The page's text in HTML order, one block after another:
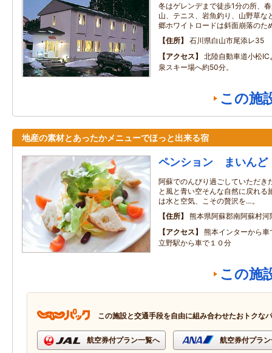
冬はゲレンデまで徒歩1分の所、
山、テニス、岩魚釣り、山野草な
郷ホワイトロードは斜面崩落のた
住所
石川県白山市尾添レ35
アクセス
北陸自動車道小松
泉スキー場へ約50分。
この施
地産の素材とあったかメニューでほっと出来る宿
ペンション まいんど
阿蘇でのんびり過ごしていただき
と風と青い空そんな自然に戻れ
は水と空気、こその贅沢を…。
住所
熊本県阿蘇郡南阿蘇村
アクセス
熊本インターから
立野駅から車で１０分
この施
この施設と交通手段を自由に組み合わせたおトクな
航空券付プラン一覧へ 航空券付プラ